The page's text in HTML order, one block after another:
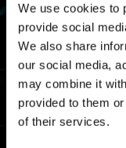
We use cookies to
provide social
We also share
our social media,
may combine it
provided to them
of their services.
Nota: este es
promedio en
Tiempos